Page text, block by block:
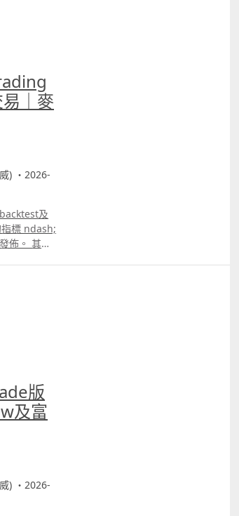
｜麥
) ・2026-
及
標 ndash;
佈。 其實
法。 另
，Patreon
幅波動市
版
及富
) ・2026-